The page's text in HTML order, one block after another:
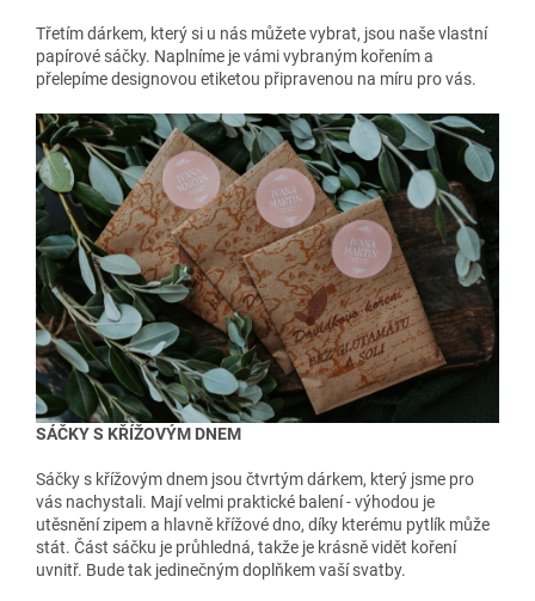
Třetím dárkem, který si u nás můžete vybrat, jsou naše vlastní
papírové sáčky. Naplníme je vámi vybraným kořením a
přelepíme designovou etiketou připravenou na míru pro vás.
SÁČKY S KŘÍŽOVÝM DNEM
Sáčky s křížovým dnem jsou čtvrtým dárkem, který jsme pro
vás nachystali. Mají velmi praktické balení - výhodou je
utěsnění zipem a hlavně křížové dno, díky kterému pytlík může
stát. Část sáčku je průhledná, takže je krásně vidět koření
uvnitř. Bude tak jedinečným doplňkem vaší svatby.